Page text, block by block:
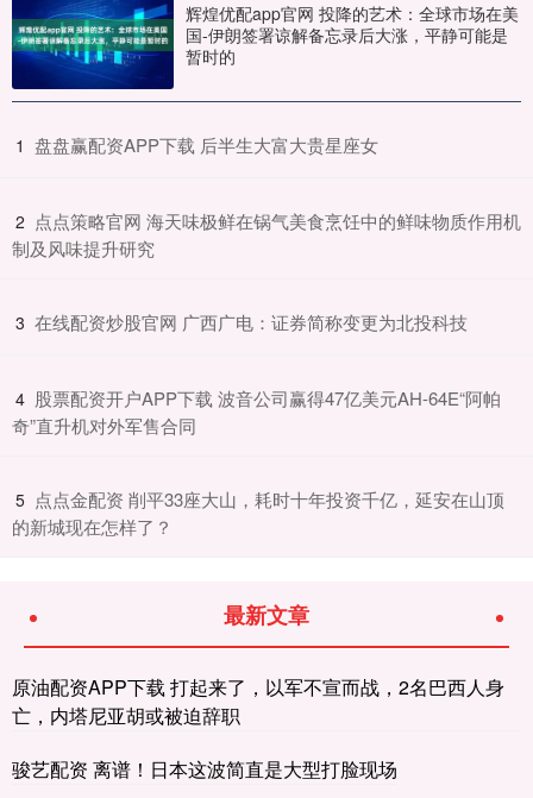
辉煌优配app官网 投降的艺术：全球市场在美
国-伊朗签署谅解备忘录后大涨，平静可能是
暂时的
1 ​盘盘赢配资APP下载 后半生大富大贵星座女
2 ​点点策略官网 海天味极鲜在锅气美食烹饪中的鲜味物质作用机
制及风味提升研究
3 ​在线配资炒股官网 广西广电：证券简称变更为北投科技
4 ​股票配资开户APP下载 波音公司赢得47亿美元AH-64E“阿帕
奇”直升机对外军售合同
5 ​点点金配资 削平33座大山，耗时十年投资千亿，延安在山顶
的新城现在怎样了？
最新文章
原油配资APP下载 打起来了，以军不宣而战，2名巴西人身
亡，内塔尼亚胡或被迫辞职
骏艺配资 离谱！日本这波简直是大型打脸现场